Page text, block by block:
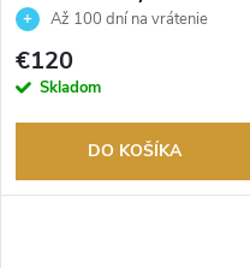
GW0668L1
Až 100 dní na vrátenie
tovaru. Autorizovaný predajca.
€120
Skladom
DO KOŠÍKA